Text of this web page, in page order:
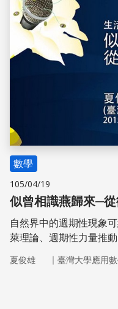
數學
105/04/19
似曾相識燕歸來─
自然界中的週期性現象
萊理論、週期性力量推
氣象的週期性以及週期性的瓦解。 主講
夏俊雄 ｜ 臺灣大學應用